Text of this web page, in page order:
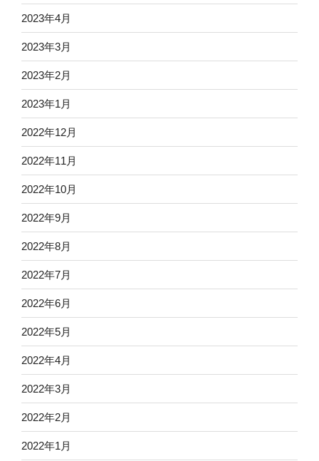
2023年4月
2023年3月
2023年2月
2023年1月
2022年12月
2022年11月
2022年10月
2022年9月
2022年8月
2022年7月
2022年6月
2022年5月
2022年4月
2022年3月
2022年2月
2022年1月